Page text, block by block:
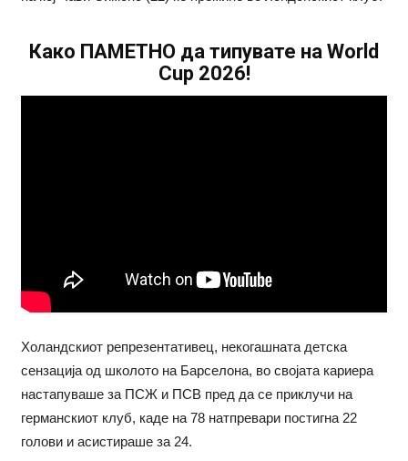
Како ПАМЕТНО да типувате на World
Cup 2026!
Холандскиот репрезентативец, некогашната детска
сензација од школото на Барселона, во својата кариера
настапуваше за ПСЖ и ПСВ пред да се приклучи на
германскиот клуб, каде на 78 натпревари постигна 22
голови и асистираше за 24.